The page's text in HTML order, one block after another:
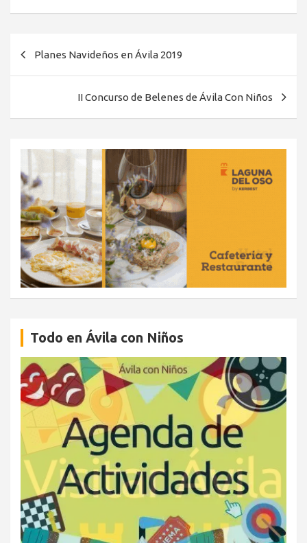
Planes Navideños en Ávila 2019
II Concurso de Belenes de Ávila Con Niños
Todo en Ávila con Niños